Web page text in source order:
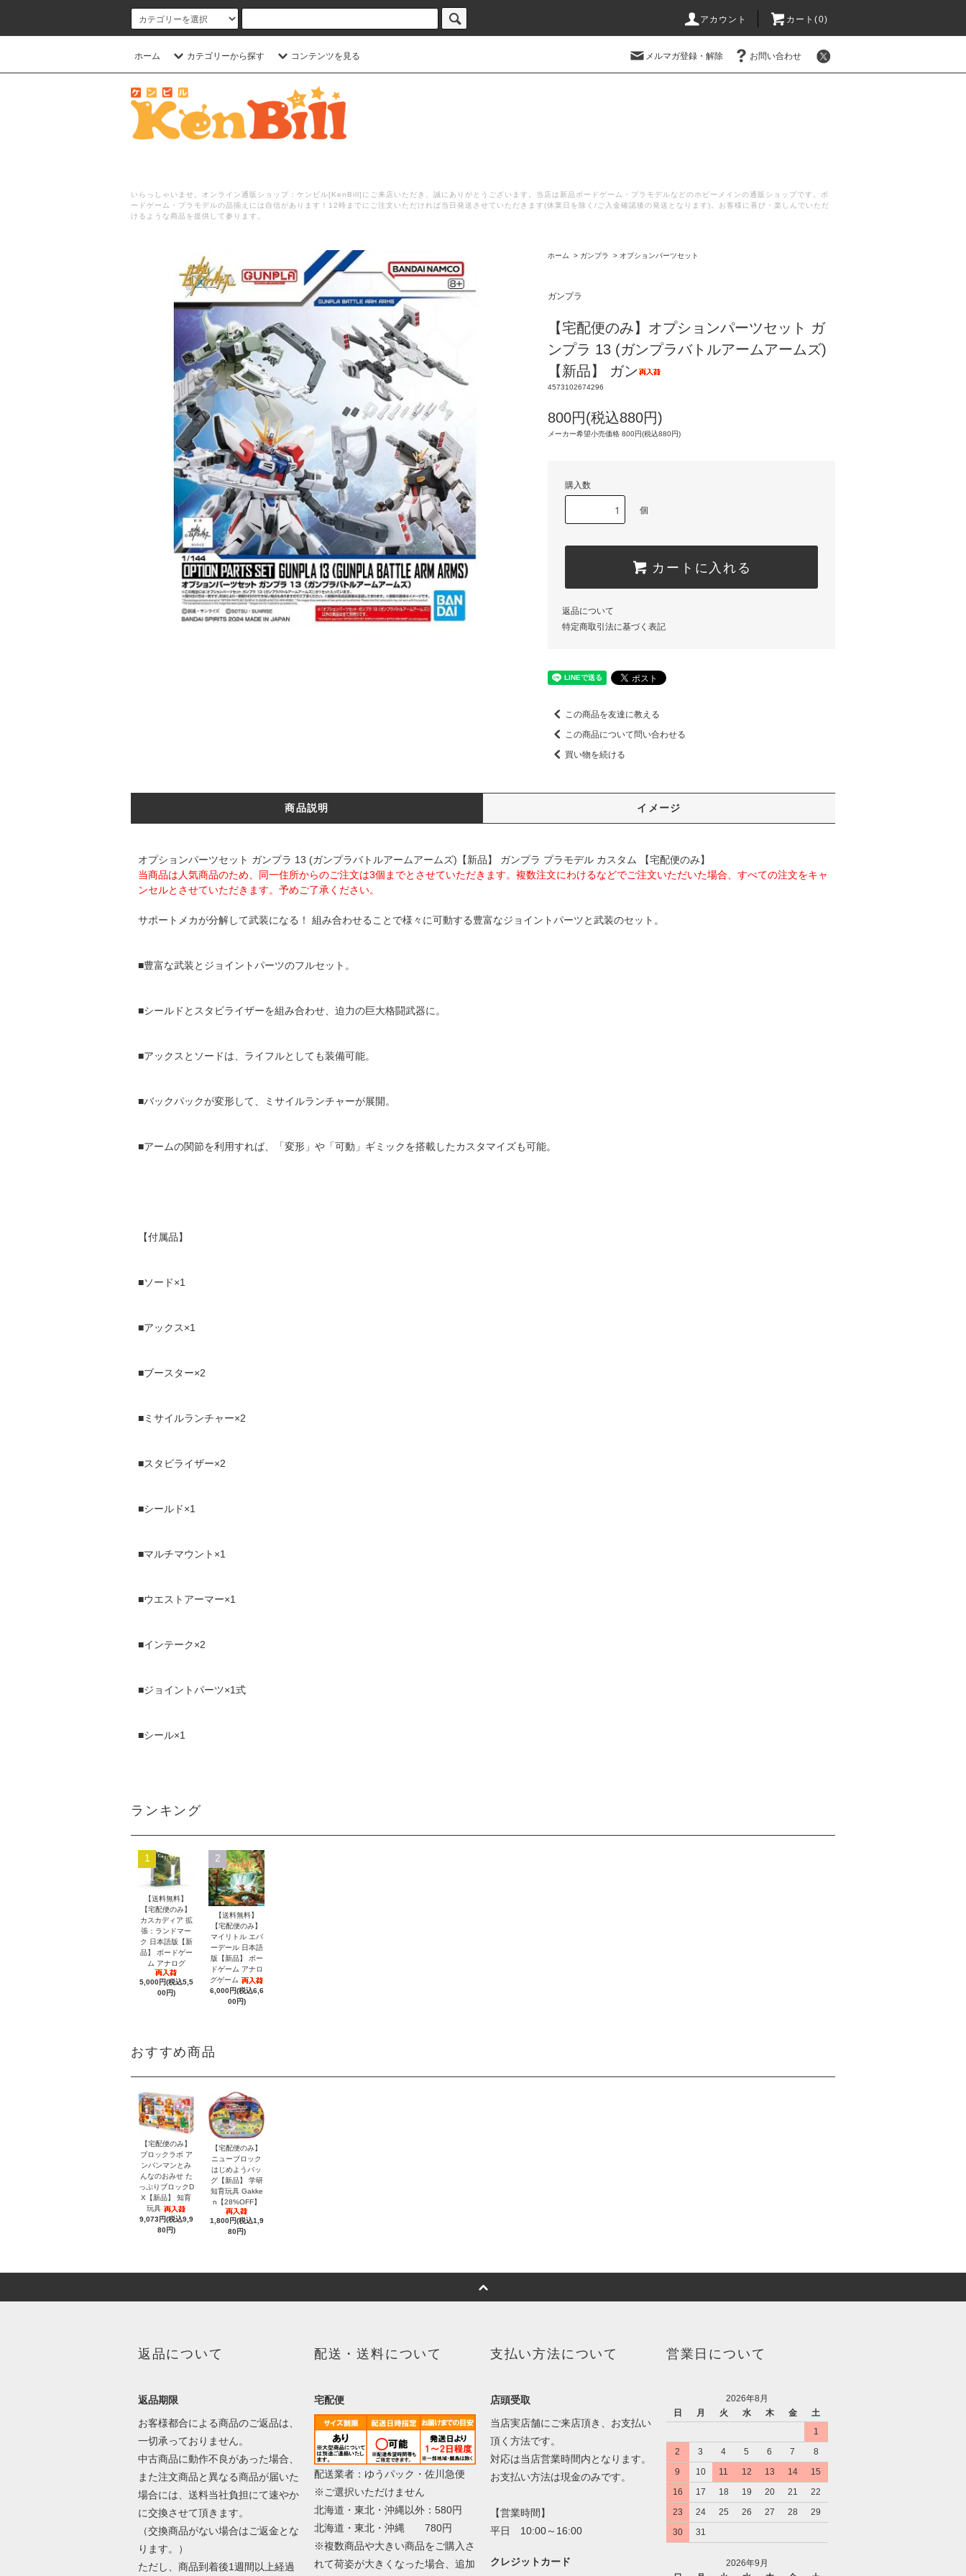
アカウント カート(0)
ホーム カテゴリーから探す コンテンツを見る メルマガ登録・解除 お問い合わせ
いらっしゃいませ。オンライン通販ショップ：ケンビル[KenBill]にご来店いただき、誠にありがとうございます。当店は新品ボードゲーム・プラモデルなどのホビーメインの通販ショップです。ボ
ードゲーム・プラモデルの品揃えには自信があります！12時までにご注文いただければ当日発送させていただきます(休業日を除く/ご入金確認後の発送となります)。お客様に喜び・楽しんでいただ
けるような商品を提供して参ります。
ホーム > ガンプラ > オプションパーツセット
ガンプラ
【宅配便のみ】オプションパーツセット ガ
ンプラ 13 (ガンプラバトルアームアームズ)
【新品】 ガン
4573102674296
800円(税込880円)
メーカー希望小売価格 800円(税込880円)
購入数
個
カートに入れる
返品について
特定商取引法に基づく表記
この商品を友達に教える
この商品について問い合わせる
買い物を続ける
商品説明 イメージ
オプションパーツセット ガンプラ 13 (ガンプラバトルアームアームズ)【新品】 ガンプラ プラモデル カスタム 【宅配便のみ】
当商品は人気商品のため、同一住所からのご注文は3個までとさせていただきます。複数注文にわけるなどでご注文いただいた場合、すべての注文をキャ
ンセルとさせていただきます。予めご了承ください。
サポートメカが分解して武装になる！ 組み合わせることで様々に可動する豊富なジョイントパーツと武装のセット。
■豊富な武装とジョイントパーツのフルセット。
■シールドとスタビライザーを組み合わせ、迫力の巨大格闘武器に。
■アックスとソードは、ライフルとしても装備可能。
■バックパックが変形して、ミサイルランチャーが展開。
■アームの関節を利用すれば、「変形」や「可動」ギミックを搭載したカスタマイズも可能。
【付属品】
■ソード×1
■アックス×1
■ブースター×2
■ミサイルランチャー×2
■スタビライザー×2
■シールド×1
■マルチマウント×1
■ウエストアーマー×1
■インテーク×2
■ジョイントパーツ×1式
■シール×1
ランキング
1
【送料無料】
【宅配便のみ】
カスカディア 拡
張：ランドマー
ク 日本語版【新
品】 ボードゲー
ム アナログ
5,000円(税込5,5
00円)
2
【送料無料】
【宅配便のみ】
マイリトル エバ
ーデール 日本語
版【新品】 ボー
ドゲーム アナロ
グゲーム
6,000円(税込6,6
00円)
おすすめ商品
【宅配便のみ】
ブロックラボ ア
ンパンマンとみ
んなのおみせ た
っぷりブロックD
X【新品】 知育
玩具
9,073円(税込9,9
80円)
【宅配便のみ】
ニューブロック
はじめようバッ
グ【新品】 学研
知育玩具 Gakke
n【28%OFF】
1,800円(税込1,9
80円)
返品について
返品期限
お客様都合による商品のご返品は、
一切承っておりません。
中古商品に動作不良があった場合、
また注文商品と異なる商品が届いた
場合には、送料当社負担にて速やか
に交換させて頂きます。
（交換商品がない場合はご返金とな
ります。）
ただし、商品到着後1週間以上経過
配送・送料について
宅配便
配送業者：ゆうパック・佐川急便
※ご選択いただけません
北海道・東北・沖縄以外：580円
北海道・東北・沖縄 780円
※複数商品や大きい商品をご購入さ
れて荷姿が大きくなった場合、追加
支払い方法について
店頭受取
当店実店舗にご来店頂き、お支払い
頂く方法です。
対応は当店営業時間内となります。
お支払い方法は現金のみです。
【営業時間】
平日 10:00～16:00
クレジットカード
営業日について
2026年8月
日
月 火 水 木 金
土
1
2
3 4 5 6 7
8
9
10 11 12 13 14
15
16
17 18 19 20 21
22
23
24 25 26 27 28
29
30
31
2026年9月